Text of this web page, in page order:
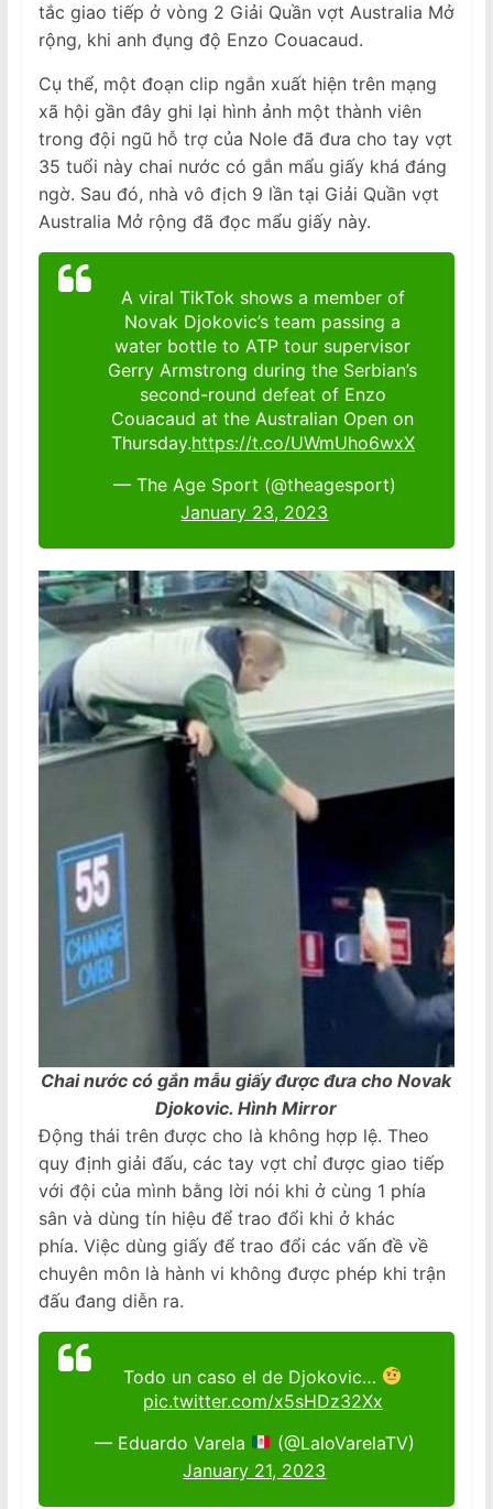
tắc giao tiếp ở vòng 2 Giải Quần vợt Australia Mở
rộng, khi anh đụng độ Enzo Couacaud.
Cụ thể, một đoạn clip ngắn xuất hiện trên mạng
xã hội gần đây ghi lại hình ảnh một thành viên
trong đội ngũ hỗ trợ của Nole đã đưa cho tay vợt
35 tuổi này chai nước có gắn mẩu giấy khá đáng
ngờ. Sau đó, nhà vô địch 9 lần tại Giải Quần vợt
Australia Mở rộng đã đọc mẩu giấy này.
A viral TikTok shows a member of
Novak Djokovic’s team passing a
water bottle to ATP tour supervisor
Gerry Armstrong during the Serbian’s
second-round defeat of Enzo
Couacaud at the Australian Open on
Thursday.https://t.co/UWmUho6wxX
— The Age Sport (@theagesport)
January 23, 2023
Chai nước có gắn mẫu giấy được đưa cho Novak
Djokovic. Hình Mirror
Động thái trên được cho là không hợp lệ. Theo
quy định giải đấu, các tay vợt chỉ được giao tiếp
với đội của mình bằng lời nói khi ở cùng 1 phía
sân và dùng tín hiệu để trao đổi khi ở khác
phía. Việc dùng giấy để trao đổi các vấn đề về
chuyên môn là hành vi không được phép khi trận
đấu đang diễn ra.
Todo un caso el de Djokovic…
pic.twitter.com/x5sHDz32Xx
— Eduardo Varela
(@LaloVarelaTV)
January 21, 2023